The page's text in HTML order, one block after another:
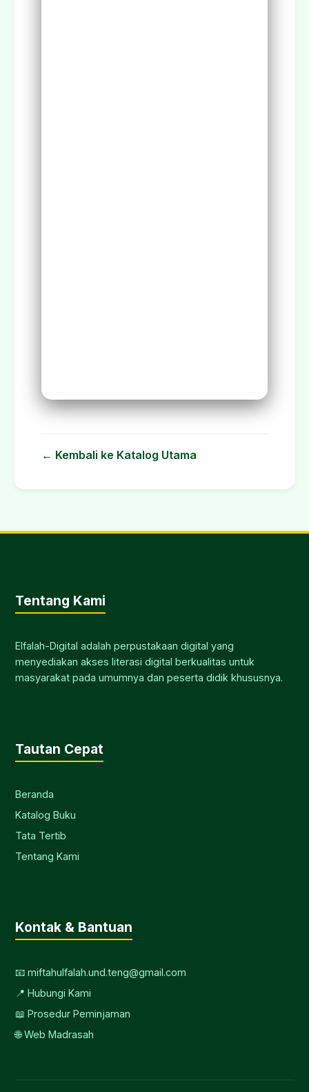
← Kembali ke Katalog Utama
Tentang Kami
Elfalah-Digital adalah perpustakaan digital yang
menyediakan akses literasi digital berkualitas untuk
masyarakat pada umumnya dan peserta didik khususnya.
Tautan Cepat
Beranda
Katalog Buku
Tata Tertib
Tentang Kami
Kontak & Bantuan
📧 miftahulfalah.und.teng@gmail.com
📍 Hubungi Kami
📖 Prosedur Peminjaman
🌐 Web Madrasah